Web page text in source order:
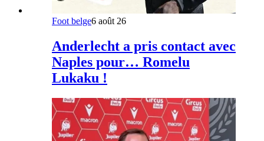
Foot belge6 août 26
Anderlecht a pris contact avec
Naples pour… Romelu
Lukaku !